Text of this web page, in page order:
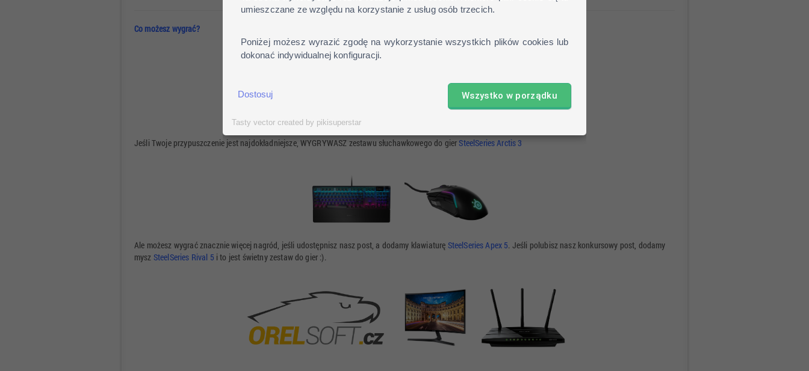
umieszczane ze względu na korzystanie z usług osób trzecich.
Poniżej możesz wyrazić zgodę na wykorzystanie wszystkich plików cookies lub
dokonać indywidualnej konfiguracji.
Dostosuj Wszystko w porządku
Tasty vector created by pikisuperstar
Co możesz wygrać?
Jeśli Twoje przypuszczenie jest najdokładniejsze, WYGRYWASZ zestawu słuchawkowego do gierSteelSeries Arctis 3
Ale możesz wygrać znacznie więcej nagród, jeśli udostępnisz nasz post, a dodamy klawiaturę SteelSeries Apex 5. Jeśli polubisz nasz konkursowy post, dodamy
mysz SteelSeries Rival 5 i to jest świetny zestaw do gier :).